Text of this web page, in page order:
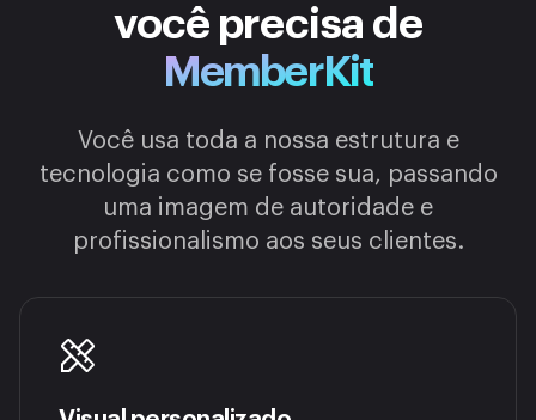
você precisa de
MemberKit
Você usa toda a nossa estrutura e
tecnologia como se fosse sua, passando
uma imagem de autoridade e
profissionalismo aos seus clientes.